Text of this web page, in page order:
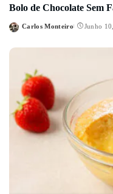
Bolo de Chocolate Sem
Posted
Carlos Monteiro Junho